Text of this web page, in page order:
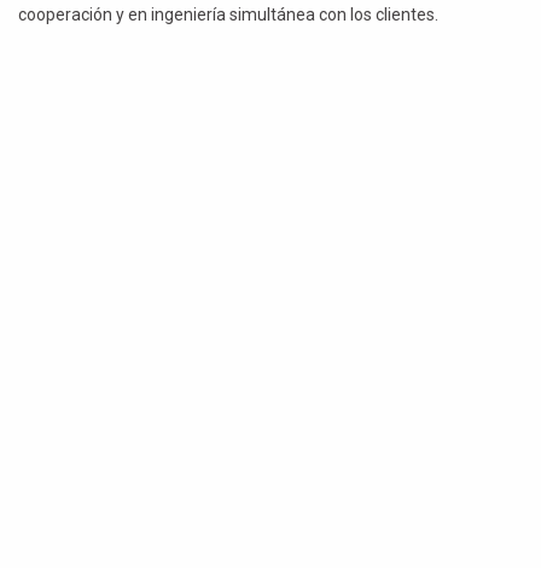
cooperación y en ingeniería simultánea con los clientes.